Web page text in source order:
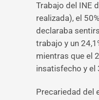
Trabajo del INE
realizada), el
declaraba
trabajo y un
mientras que el
insatisfecho y el
Precariedad del